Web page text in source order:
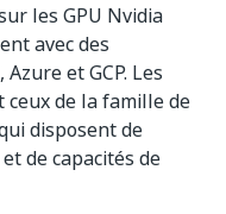
les GPU Nvidia
avec des
et GCP. Les
ceux de la famille de
disposent de
de capacités de